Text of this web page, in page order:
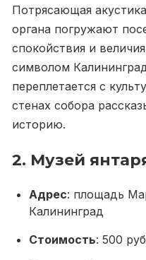
Потрясающая
органа погружают
спокойствия и
символом
переплетается с
стенах собора
историю.
2. Музей
Адрес: площадь
Калининград
Стоимость: 500